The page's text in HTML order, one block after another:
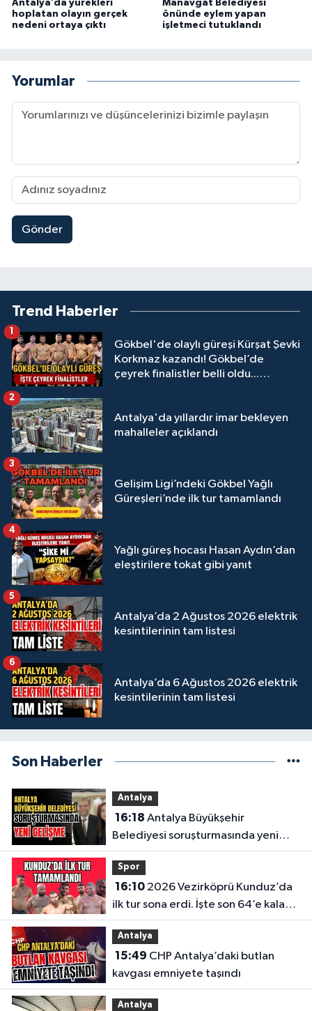
Antalya’da yürekleri
hoplatan olayın gerçek
nedeni ortaya çıktı
Manavgat Belediyesi
önünde eylem yapan
işletmeci tutuklandı
Yorumlar
Gönder
Trend Haberler
Gökbel'de olaylı güreşi Kürşat Şevki
Korkmaz kazandı! Gökbel’de
çeyrek finalistler belli oldu...
1
Antalya'da yıllardır imar bekleyen
mahalleler açıklandı
2
Gelişim Ligi’ndeki Gökbel Yağlı
Güreşleri’nde ilk tur tamamlandı
3
Yağlı güreş hocası Hasan Aydın’dan
eleştirilere tokat gibi yanıt
4
Antalya’da 2 Ağustos 2026 elektrik
kesintilerinin tam listesi
5
Antalya’da 6 Ağustos 2026 elektrik
kesintilerinin tam listesi
6
Son Haberler
Antalya
16:18
Belediyesi soruşturmasında yeni
gelişme
Spor
16:102026 Vezirköprü Kunduz’da
ilk tur sona erdi. İşte son 64’e kalan
başpehlivanlar
Antalya
15:49
kavgası emniyete taşındı
Antalya